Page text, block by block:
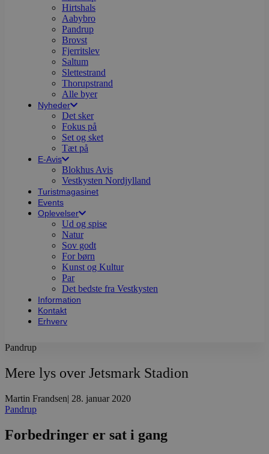
Hirtshals
Aabybro
Pandrup
Brovst
Fjerritslev
Saltum
Slettestrand
Thorupstrand
Alle byer
Nyheder
Det sker
Fokus på
Set og sket
Tæt på
E-Avis
Blokhus Avis
Vestkysten Nordjylland
Turistmagasinet
Events
Oplevelser
Ud og spise
Natur
Sov godt
For børn
Kunst og Kultur
Par
Det bedste fra Vestkysten
Information
Kontakt
Erhverv
Pandrup
Mere lys over Jetsmark Stadion
Martin Frandsen| 28. januar 2020
Pandrup
Forbedringer er sat i gang